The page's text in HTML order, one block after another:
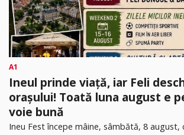
A1
Ineul prinde viață, iar Feli
orașului! Toată luna august e
voie bună
Ineu Fest începe mâine, sâmbătă, 8 august,